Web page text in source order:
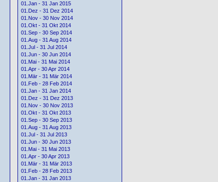
01.Jan - 31 Jan 2015
01.Dez - 31 Dez 2014
01.Nov - 30 Nov 2014
01.Okt - 31 Okt 2014
01.Sep - 30 Sep 2014
01.Aug - 31 Aug 2014
01.Jul - 31 Jul 2014
01.Jun - 30 Jun 2014
01.Mai - 31 Mai 2014
01.Apr - 30 Apr 2014
01.Mär - 31 Mär 2014
01.Feb - 28 Feb 2014
01.Jan - 31 Jan 2014
01.Dez - 31 Dez 2013
01.Nov - 30 Nov 2013
01.Okt - 31 Okt 2013
01.Sep - 30 Sep 2013
01.Aug - 31 Aug 2013
01.Jul - 31 Jul 2013
01.Jun - 30 Jun 2013
01.Mai - 31 Mai 2013
01.Apr - 30 Apr 2013
01.Mär - 31 Mär 2013
01.Feb - 28 Feb 2013
01.Jan - 31 Jan 2013